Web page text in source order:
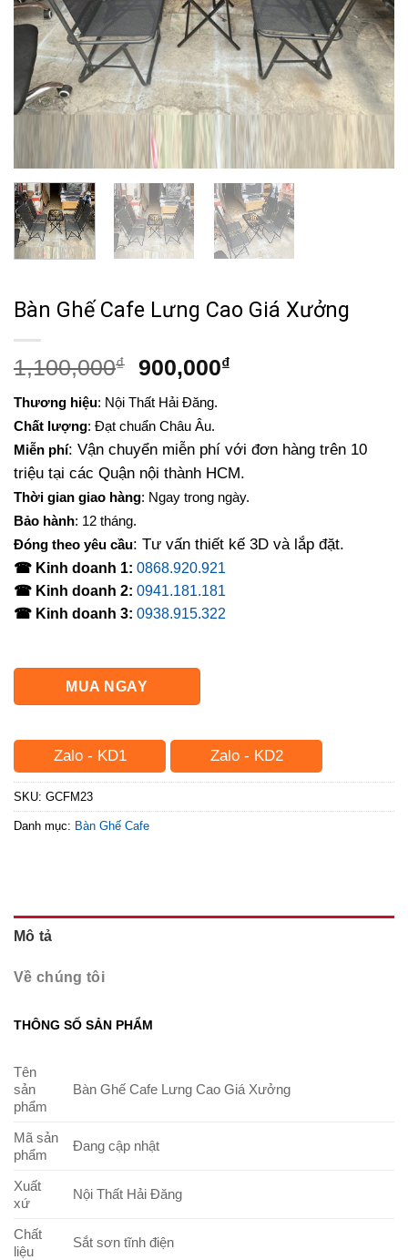
Bàn Ghế Cafe Lưng Cao Giá Xưởng
1,100,000₫
Giá
là:
1,100,000₫.
900,000₫Giá
900,000₫.
Thương hiệu: Nội Thất Hải Đăng.
Chất lượng: Đạt chuẩn Châu Âu.
Miễn phí: Vận chuyển miễn phí với đơn hàng trên 10
triệu tại các Quận nội thành HCM.
Thời gian giao hàng: Ngay trong ngày.
Bảo hành: 12 tháng.
Đóng theo yêu cầu: Tư vấn thiết kế 3D và lắp đặt.
☎ Kinh doanh 1: 0868.920.921
☎ Kinh doanh 2: 0941.181.181
☎ Kinh doanh 3: 0938.915.322
MUA NGAY
Zalo - KD1 Zalo - KD2
SKU: GCFM23
Danh mục: Bàn Ghế Cafe
Mô tả
Về chúng tôi
THÔNG SỐ SẢN PHẨM
Tên
sản
phẩm
Bàn Ghế Cafe Lưng Cao Giá Xưởng
Mã sản
phẩm
Đang cập nhật
Xuất
xứ
Nội Thất Hải Đăng
Chất
liệu
Sắt sơn tĩnh điện